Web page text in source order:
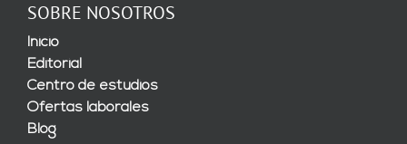
SOBRE NOSOTROS
Inicio
Editorial
Centro de estudios
Ofertas laborales
Blog